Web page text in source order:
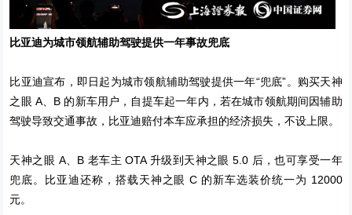
比亚迪为城市领航辅助驾驶提供一年事故兜底
比亚迪宣布，即日起为城市领航辅助驾驶提供一年“兜底”。购买天神
之眼 A、B 的新车用户，自提车起一年内，若在城市领航期间因辅助
驾驶导致交通事故，比亚迪赔付本车应承担的经济损失，不设上限。
天神之眼 A、B 老车主 OTA 升级到天神之眼 5.0 后，也可享受一年
兜底。比亚迪还称，搭载天神之眼 C 的新车选装价统一为 12000
元。